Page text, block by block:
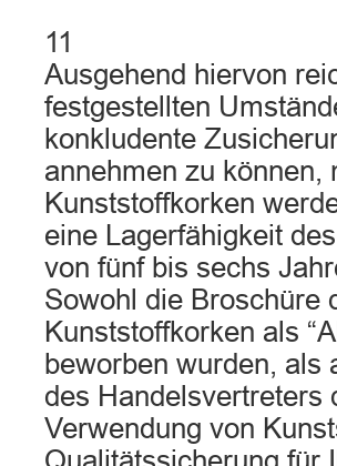
11
Ausgehend hiervon
festgestellten
konkludente
annehmen zu können,
Kunststoffkorken
eine Lagerfähigkeit
von fünf bis sechs
Sowohl die Broschüre
Kunststoffkorken als
beworben wurden, als
des Handelsvertreters
Verwendung von